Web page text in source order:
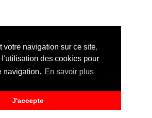
votre navigation sur ce site,
des cookies pour
navigation. En savoir plus
J'accepte